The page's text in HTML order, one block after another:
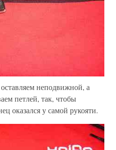
неподвижной, а
петлей, так, чтобы
оказался у самой рукояти.